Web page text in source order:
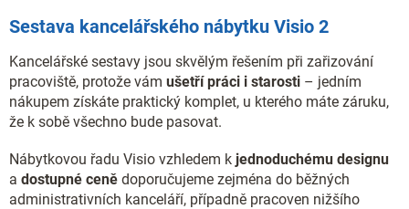
Sestava kancelářského nábytku Visio 2
Kancelářské sestavy jsou skvělým řešením při zařizování
pracoviště, protože vám ušetří práci i starosti – jedním
nákupem získáte praktický komplet, u kterého máte záruku,
že k sobě všechno bude pasovat.
Nábytkovou řadu Visio vzhledem k jednoduchému designu
a dostupné ceně doporučujeme zejména do běžných
administrativních kanceláří, případně pracoven nižšího